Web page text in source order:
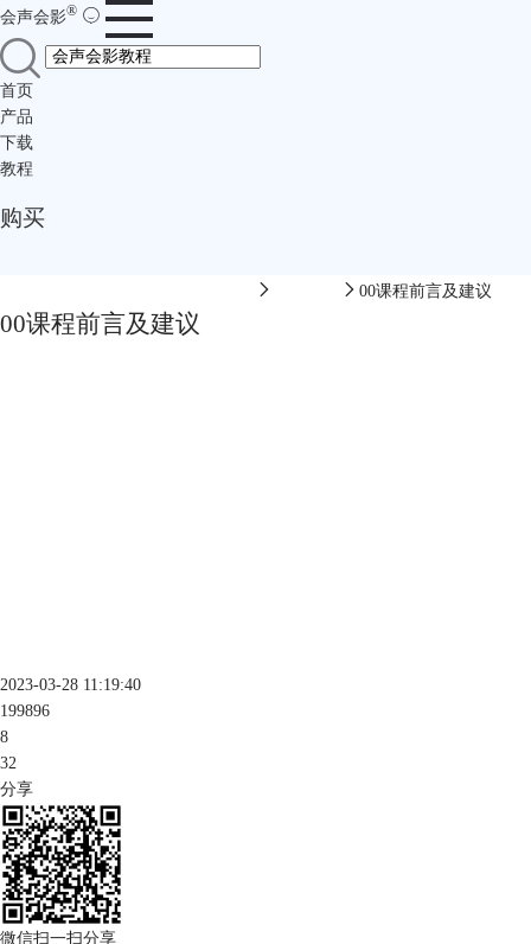
会声会影®
首页
产品
下载
教程
购买
00课程前言及建议
00课程前言及建议
2023-03-28 11:19:40
199896
8
32
分享
微信扫一扫分享